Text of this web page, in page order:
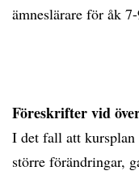
ämneslärare för åk
Föreskrifter vid
I det fall att kursplan
större förändringar,